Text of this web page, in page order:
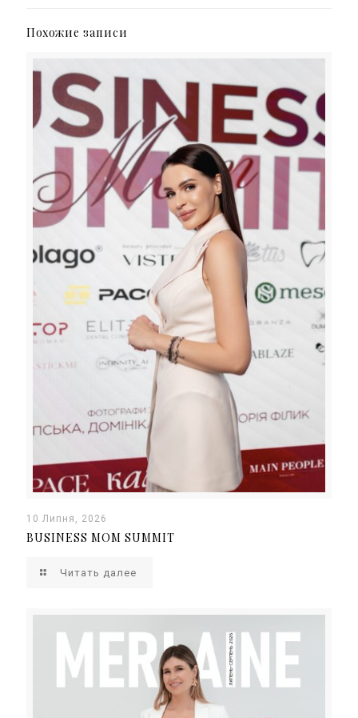
Похожие записи
10 Липня, 2026
BUSINESS MOM SUMMIT
Читать далее